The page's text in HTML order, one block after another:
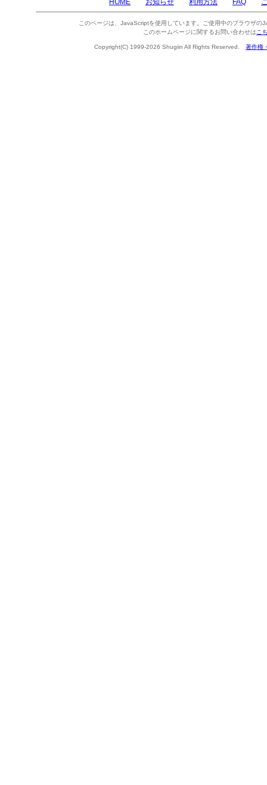
HOME お知らせ 利用方法 FAQ
このページは、JavaScriptを使用しています。ご使用中のブラウザの
このホームページに関するお問い合わせは こ
Copyright(C) 1999-2026 Shugiin All Rights Reserved. 著作権